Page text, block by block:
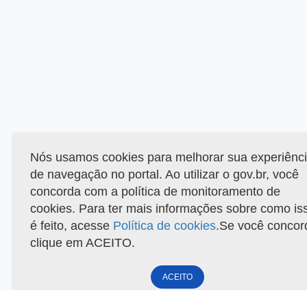
Nós usamos cookies para melhorar sua
de navegação no portal. Ao utilizar o gov.br, você
concorda com a política de monitoramento de
cookies. Para ter mais informações sobre como
é feito, acesse Política de cookies.Se você
clique em ACEITO.
ACEITO